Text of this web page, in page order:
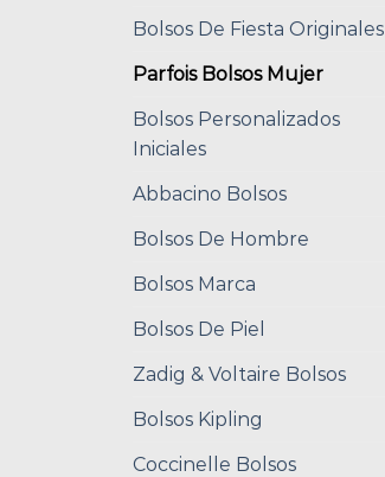
Bolsos De Fiesta Originales
Parfois Bolsos Mujer
Bolsos Personalizados
Iniciales
Abbacino Bolsos
Bolsos De Hombre
Bolsos Marca
Bolsos De Piel
Zadig & Voltaire Bolsos
Bolsos Kipling
Coccinelle Bolsos